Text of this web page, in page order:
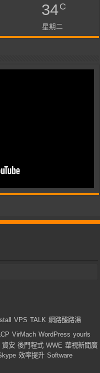
34C
星期二
VPS TALK 網路酸路湯
VirMach WordPress yourls
資安 後門程式 WWE 華視新聞廣
效率提升 Software